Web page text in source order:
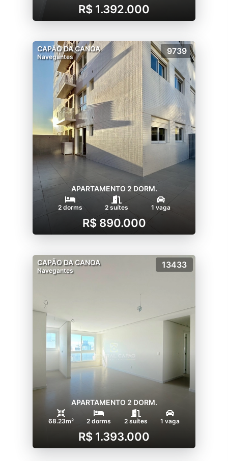
R$ 1.392.000
CAPÃO DA CANOA
Navegantes
9739
APARTAMENTO 2 DORM.
2 dorms 2 suítes 1 vaga
R$ 890.000
CAPÃO DA CANOA
Navegantes
13433
APARTAMENTO 2 DORM.
68.23m² 2 dorms 2 suítes 1 vaga
R$ 1.393.000